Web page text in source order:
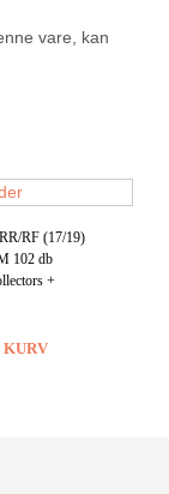
vare, kan
RF (17/19)
102 db
+